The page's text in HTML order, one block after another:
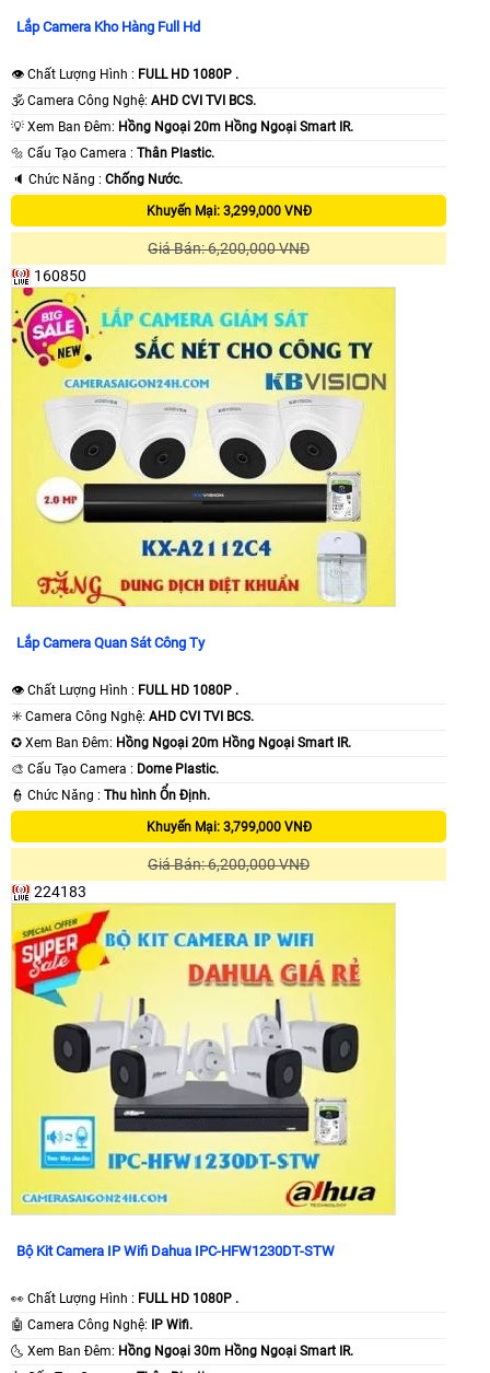
Lắp Camera Kho Hàng Full Hd
👁 Chất Lượng Hình : FULL HD 1080P .
🕉️ Camera Công Nghệ: AHD CVI TVI BCS.
💡 Xem Ban Đêm: Hồng Ngoại 20m Hồng Ngoại Smart IR.
🔩 Cấu Tạo Camera : Thân Plastic.
️🔈 Chức Năng : Chống Nước.
Khuyến Mại: 3,299,000 VNĐ
Giá Bán: 6,200,000 VNĐ
160850
Lắp Camera Quan Sát Công Ty
👁 Chất Lượng Hình : FULL HD 1080P .
✳️ Camera Công Nghệ: AHD CVI TVI BCS.
✪ Xem Ban Đêm: Hồng Ngoại 20m Hồng Ngoại Smart IR.
🎨 Cấu Tạo Camera : Dome Plastic.
️👮 Chức Năng : Thu hình Ổn Định.
Khuyến Mại: 3,799,000 VNĐ
Giá Bán: 6,200,000 VNĐ
224183
Bộ Kit Camera IP Wifi Dahua IPC-HFW1230DT-STW
️👀 Chất Lượng Hình : FULL HD 1080P .
🤖️ Camera Công Nghệ: IP Wifi.
🌜 Xem Ban Đêm: Hồng Ngoại 30m Hồng Ngoại Smart IR.